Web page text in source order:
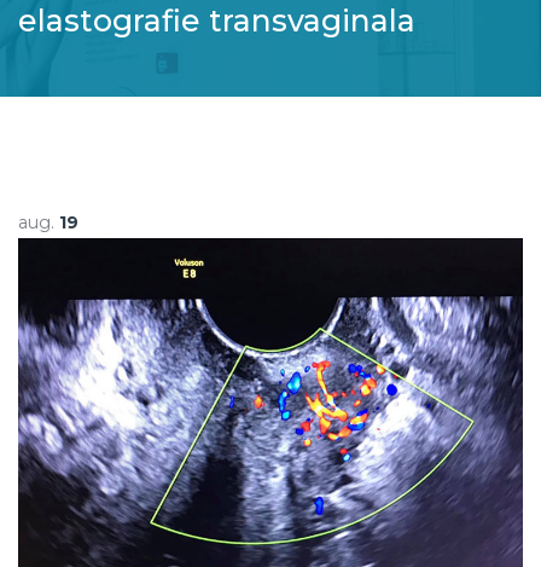
elastografie transvaginala
aug. 19